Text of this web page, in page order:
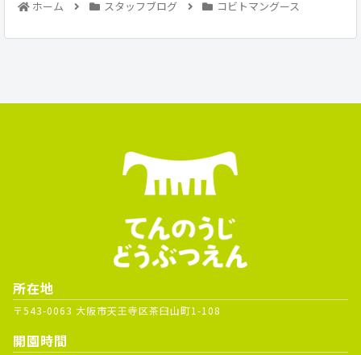
ホーム スタッフブログ コビトマングース
所在地
〒543-0063 大阪市天王寺区茶臼山町1-108
開園時間